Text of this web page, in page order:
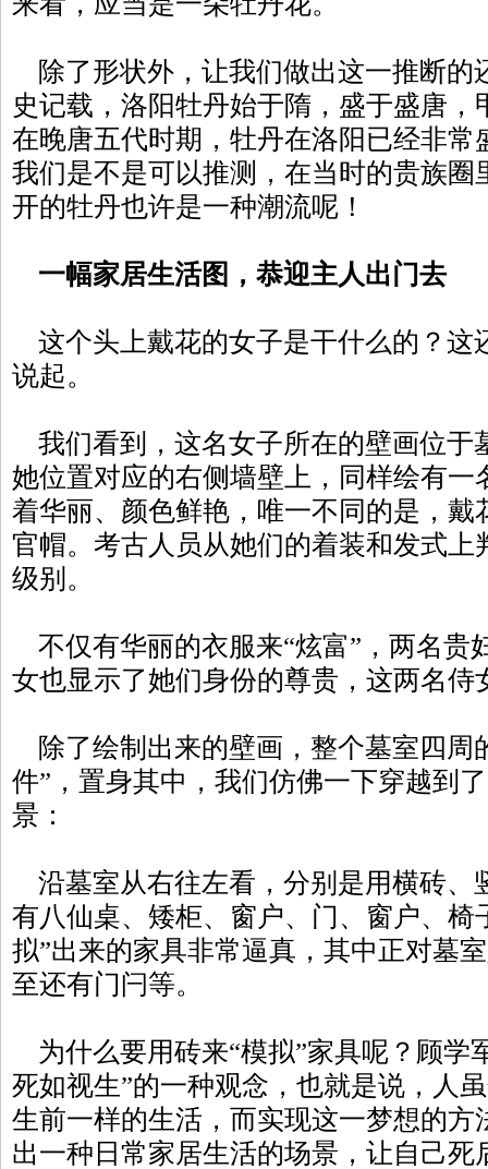
除了形状外，让我们做出这一推断的
史记载，洛阳牡丹始于隋，盛于盛唐
在晚唐五代时期，牡丹在洛阳已经非常
我们是不是可以推测，在当时的贵族圈
开的牡丹也许是一种潮流呢！
一幅家居生活图，恭迎主人出门去
这个头上戴花的女子是干什么的？这
说起。
我们看到，这名女子所在的壁画位于
她位置对应的右侧墙壁上，同样绘有一
着华丽、颜色鲜艳，唯一不同的是，戴
官帽。考古人员从她们的着装和发式上
级别。
不仅有华丽的衣服来“炫富”，两名贵
女也显示了她们身份的尊贵，这两名侍
除了绘制出来的壁画，整个墓室四周
件”，置身其中，我们仿佛一下穿越到
景：
沿墓室从右往左看，分别是用横砖、
有八仙桌、矮柜、窗户、门、窗户、椅
拟”出来的家具非常逼真，其中正对墓
至还有门闩等。
为什么要用砖来“模拟”家具呢？顾学
死如视生”的一种观念，也就是说，人
生前一样的生活，而实现这一梦想的方
出一种日常家居生活的场景，让自己死